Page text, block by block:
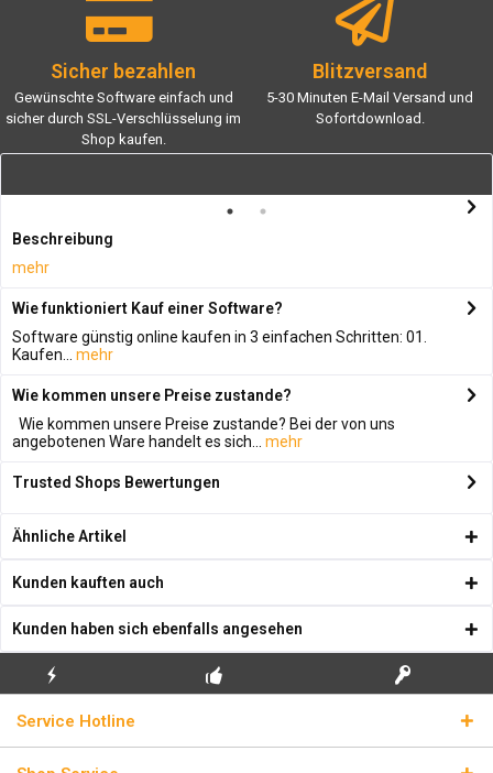
Sicher bezahlen
Gewünschte Software einfach und
sicher durch SSL-Verschlüsselung im
Shop kaufen.
Blitzversand
5-30 Minuten E-Mail Versand und
Sofortdownload.
Beschreibung
mehr
Wie funktioniert Kauf einer Software?
Software günstig online kaufen in 3 einfachen Schritten: 01.
Kaufen...
mehr
Wie kommen unsere Preise zustande?
Wie kommen unsere Preise zustande? Bei der von uns
angebotenen Ware handelt es sich...
mehr
Trusted Shops Bewertungen
Ähnliche Artikel
Kunden kauften auch
Kunden haben sich ebenfalls angesehen
BLITZVERSAND
LIZENZSCHLÜSSEL
Service Hotline